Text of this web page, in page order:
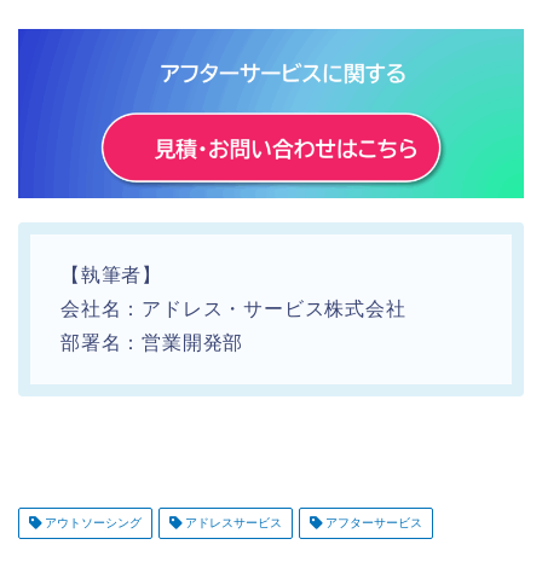
【執筆者】
会社名：アドレス・サービス株式会社
部署名：営業開発部
アウトソーシング アドレスサービス アフターサービス